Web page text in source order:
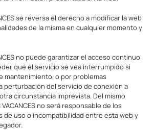
se reversa el derecho a modificar la web
de la misma en cualquier momento y
no puede garantizar el acceso continuo
que el servicio se vea interrumpido si
mantenimiento, o por problemas
perturbación del servicio de conexión a
circunstancia imprevista. Del mismo
VACANCES no será responsable de los
de uso o incompatibilidad entre esta web y